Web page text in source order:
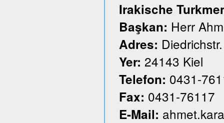
Irakische
Başkan: Herr
Adres:
Yer: 24143 Kiel
Telefon: 0431-
Fax: 0431-76117
E-Mail: